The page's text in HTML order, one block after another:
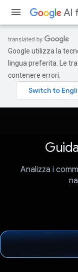
Google utilizza la
lingua preferita. Le
contenere errori.
Analizza i